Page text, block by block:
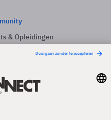
& Opleidingen